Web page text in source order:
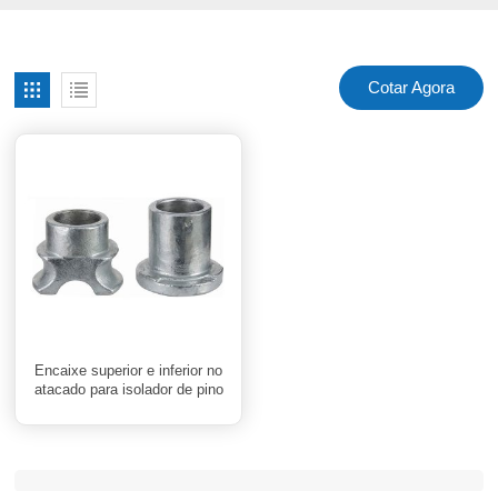
Cotar Agora
Encaixe superior e inferior no
atacado para isolador de pino